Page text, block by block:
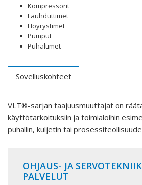
Kompressorit
Lauhduttimet
Höyrystimet
Pumput
Puhaltimet
Sovelluskohteet
VLT®-sarjan taajuusmuuttajat on
käyttötarkoituksiin ja toimialoihin
puhallin, kuljetin tai
OHJAUS- JA
PALVELUT